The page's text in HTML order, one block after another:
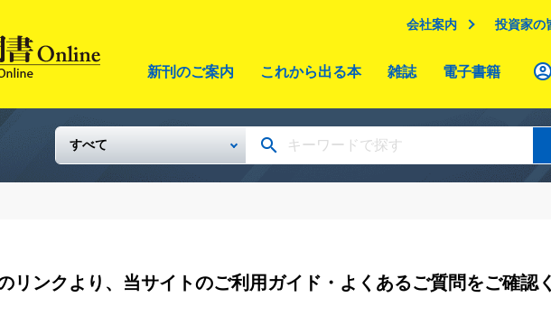
会社案内 投資家の
新刊のご案内 これから出る本 雑誌 電子書籍
リンクより、当サイトのご利用ガイド・よくあるご質問をご確認